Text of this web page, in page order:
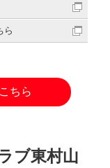
ら
ちら
ブ東村山